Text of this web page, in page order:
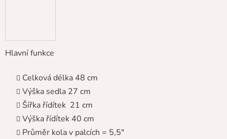
Hlavní funkce
Celková délka 48 cm
Výška sedla 27 cm
Šířka řídítek 21 cm
Výška řídítek 40 cm
Průměr kola v palcích = 5,5"